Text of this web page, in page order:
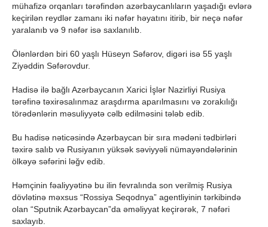
mühafizə orqanları tərəfindən azərbaycanlıların yaşadığı evlərə
keçirilən reydlər zamanı iki nəfər həyatını itirib, bir neçə nəfər
yaralanıb və 9 nəfər isə saxlanılıb.
Ölənlərdən biri 60 yaşlı Hüseyn Səfərov, digəri isə 55 yaşlı
Ziyəddin Səfərovdur.
Hadisə ilə bağlı Azərbaycanın Xarici İşlər Nazirliyi Rusiya
tərəfinə təxirəsalınmaz araşdırma aparılmasını və zorakılığı
törədənlərin məsuliyyətə cəlb edilməsini tələb edib.
Bu hadisə nəticəsində Azərbaycan bir sıra mədəni tədbirləri
təxirə salıb və Rusiyanın yüksək səviyyəli nümayəndələrinin
ölkəyə səfərini ləğv edib.
Həmçinin fəaliyyətinə bu ilin fevralında son verilmiş Rusiya
dövlətinə məxsus “Rossiya Seqodnya” agentliyinin tərkibində
olan “Sputnik Azərbaycan”da əməliyyat keçirərək, 7 nəfəri
saxlayıb.